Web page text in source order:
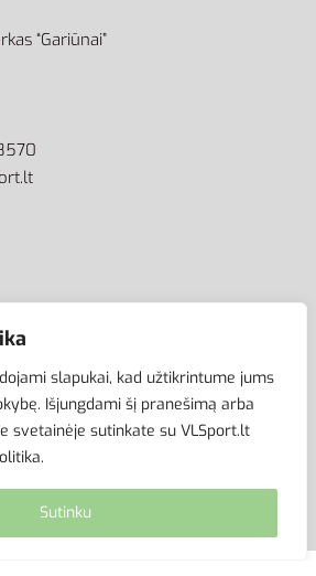
slapukai, kad užtikrintume jums
Išjungdami šį pranešimą arba
svetainėje sutinkate su VLSport.lt
Sutinku
“Gariūnai”